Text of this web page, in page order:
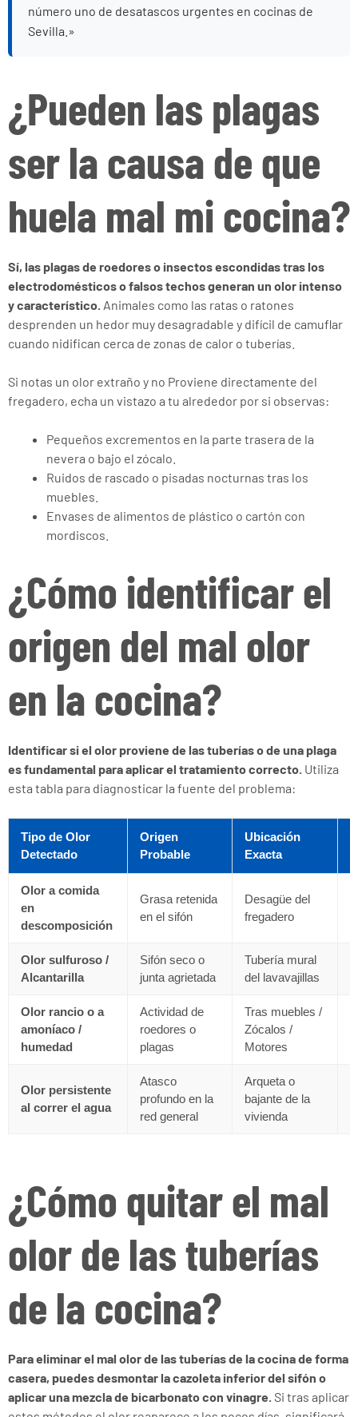
número uno de desatascos urgentes en cocinas de
Sevilla.»
¿Pueden las plagas
ser la causa de que
huela mal mi cocina?
Sí, las plagas de roedores o insectos escondidas tras los
electrodomésticos o falsos techos generan un olor intenso
y característico. Animales como las ratas o ratones
desprenden un hedor muy desagradable y difícil de camuflar
cuando nidifican cerca de zonas de calor o tuberías.
Si notas un olor extraño y no Proviene directamente del
fregadero, echa un vistazo a tu alrededor por si observas:
Pequeños excrementos en la parte trasera de la
nevera o bajo el zócalo.
Ruidos de rascado o pisadas nocturnas tras los
muebles.
Envases de alimentos de plástico o cartón con
mordiscos.
¿Cómo identificar el
origen del mal olor
en la cocina?
Identificar si el olor proviene de las tuberías o de una plaga
es fundamental para aplicar el tratamiento correcto. Utiliza
esta tabla para diagnosticar la fuente del problema:
Tipo de Olor
Detectado
Origen
Probable
Ubicación
Exacta
Olor a comida
en
descomposición
Grasa retenida
en el sifón
Desagüe del
fregadero
Olor sulfuroso /
Alcantarilla
Sifón seco o
junta agrietada
Tubería mural
del lavavajillas
Olor rancio o a
amoníaco /
humedad
Actividad de
roedores o
plagas
Tras muebles /
Zócalos /
Motores
Olor persistente
al correr el agua
Atasco
profundo en la
red general
Arqueta o
bajante de la
vivienda
¿Cómo quitar el mal
olor de las tuberías
de la cocina?
Para eliminar el mal olor de las tuberías de la cocina de forma
casera, puedes desmontar la cazoleta inferior del sifón o
aplicar una mezcla de bicarbonato con vinagre. Si tras aplicar